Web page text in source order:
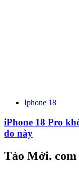
Iphone 18
iPhone 18 Pro
do này
Táo Mới. com